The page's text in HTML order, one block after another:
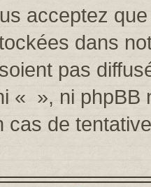
acceptez
dans
pas
« », ni phpBB
cas de